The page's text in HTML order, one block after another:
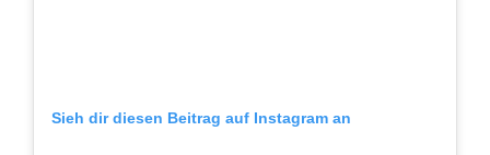
Sieh dir diesen Beitrag auf Instagram an